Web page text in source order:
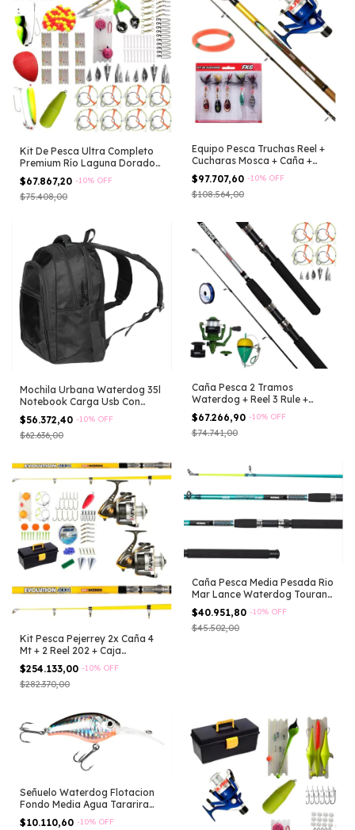
Kit De Pesca Ultra Completo
Premium Río Laguna Dorado
Surubi
$67.867,20 -10% OFF
$75.408,00
Equipo Pesca Truchas Reel +
Cucharas Mosca + Caña +
Tanza
$97.707,60 -10% OFF
$108.564,00
Mochila Urbana Waterdog 35l
Notebook Carga Usb Con
Manija Negro Liso
$56.372,40 -10% OFF
$62.636,00
Caña Pesca 2 Tramos
Waterdog + Reel 3 Rule +
Lineas Plomadas Negro
$67.266,90 -10% OFF
$74.741,00
Kit Pesca Pejerrey 2x Caña 4
Mt + 2 Reel 202 + Caja
Completa
$254.133,00 -10% OFF
$282.370,00
Caña Pesca Media Pesada Rio
Mar Lance Waterdog Touran
1.80 M Celeste
$40.951,80 -10% OFF
$45.502,00
Señuelo Waterdog Flotacion
Fondo Media Agua Tararira
Anz Vmc
$10.110,60 -10% OFF